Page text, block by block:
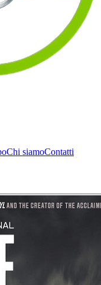
Chi siamoContatti